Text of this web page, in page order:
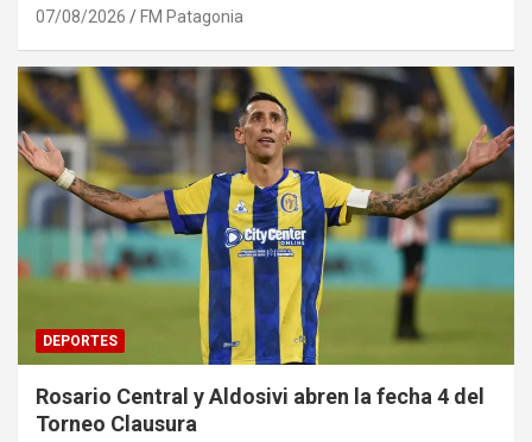
07/08/2026 FM Patagonia
DEPORTES
Rosario Central y Aldosivi abren la fecha 4 del
Torneo Clausura